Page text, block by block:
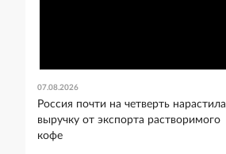
07.08.2026
Россия почти на четверть нарастила
выручку от экспорта растворимого
кофе